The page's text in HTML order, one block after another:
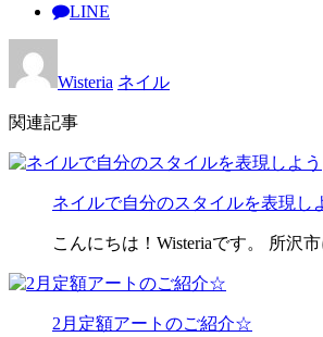
LINE
Wisteria ネイル
関連記事
ネイルで自分のスタイルを表現し
こんにちは！Wisteriaです。 所沢
2月定額アートのご紹介☆